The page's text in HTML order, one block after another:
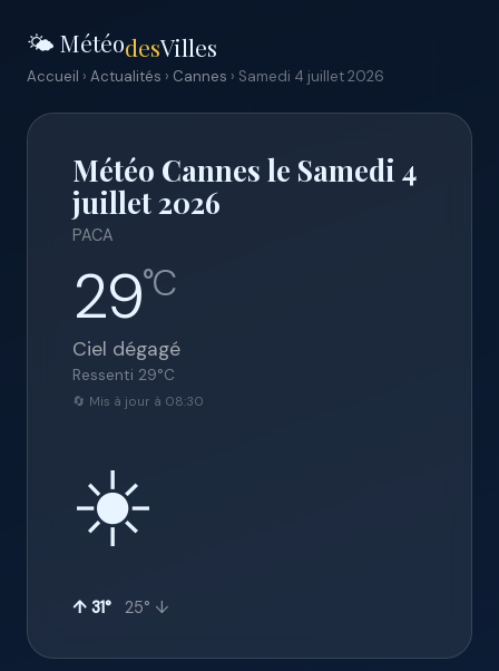
🌤️ MétéodesVilles
Accueil › Actualités › Cannes › Samedi 4 juillet 2026
Météo Cannes le Samedi 4
juillet 2026
PACA
29°C
Ciel dégagé
Ressenti 29°C
🔄 Mis à jour à 08:30
☀️
↑ 31° 25° ↓